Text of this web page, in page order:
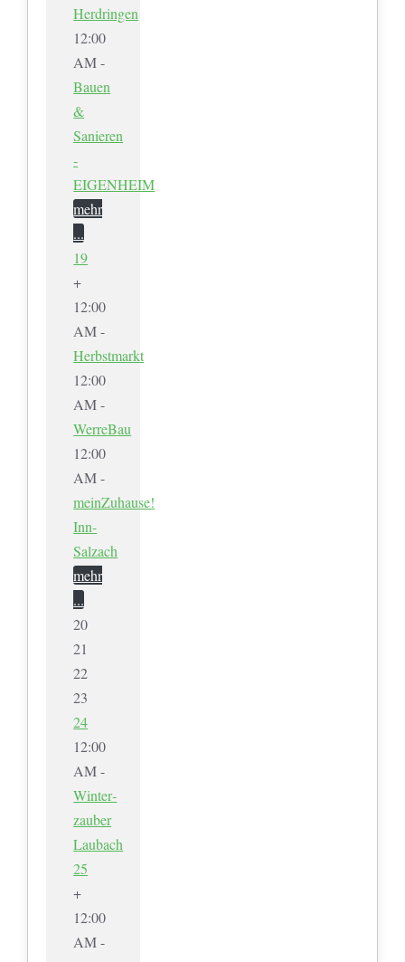
Herdringen
12:00
AM -
Bauen
&
Sanieren
-
EIGENHEIM
mehr
...
19
+
12:00
AM -
Herbstmarkt
12:00
AM -
WerreBau
12:00
AM -
meinZuhause!
Inn-
Salzach
mehr
...
20
21
22
23
24
12:00
AM -
Winter­
zauber
Laubach
25
+
12:00
AM -